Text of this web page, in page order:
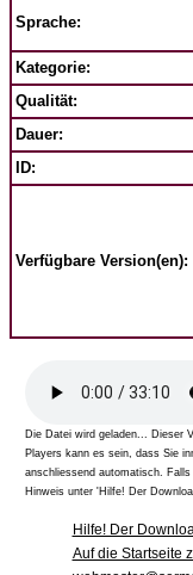
Sprache:
Kategorie:
Qualität:
Dauer:
ID:
Verfügbare Version(en):
Die Datei wird geladen... Dieser
Players kann es sein, dass Sie
anschliessend automatisch.
Hinweis unter 'Hilfe! Der
Hilfe! Der
Auf die Startseite